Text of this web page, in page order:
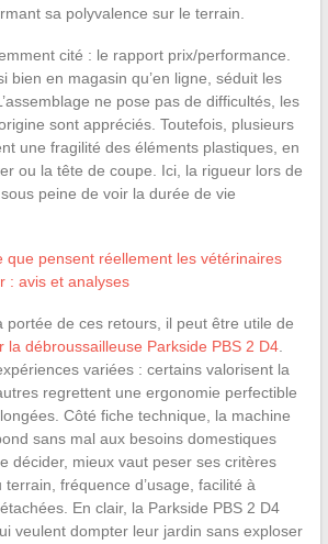
sa polyvalence sur le terrain.
cité : le rapport prix/performance.
bien en magasin qu’en ligne, séduit les
ne pose pas de difficultés, les
sont appréciés. Toutefois, plusieurs
une fragilité des éléments plastiques, en
ou la tête de coupe. Ici, la rigueur lors de
sous peine de voir la durée de vie
que pensent réellement les vétérinaires
: avis et analyses
portée de ces retours, il peut être utile de
la débroussailleuse Parkside PBS 2 D4.
variées : certains valorisent la
regrettent une ergonomie perfectible
Côté fiche technique, la machine
sans mal aux besoins domestiques
décider, mieux vaut peser ses critères
fréquence d’usage, facilité à
En clair, la Parkside PBS 2 D4
veulent dompter leur jardin sans exploser